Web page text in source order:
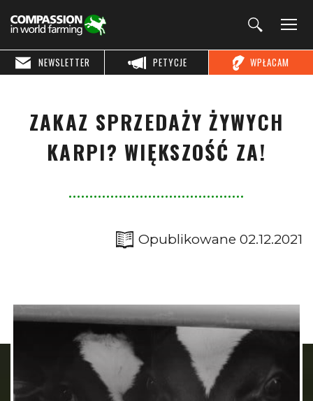
WPŁACAM
PETYCJE
NEWSLETTER
ZAKAZ SPRZEDAŻY ŻYWYCH
KARPI? WIĘKSZOŚĆ ZA!
Opublikowane 02.12.2021